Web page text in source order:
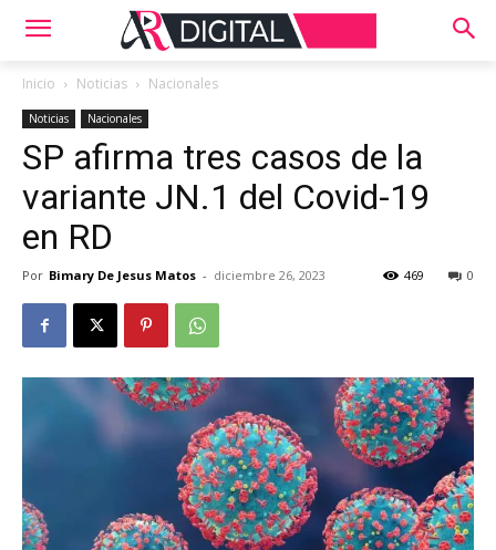
Inicio Noticias Nacionales
Noticias Nacionales
SP afirma tres casos de la
variante JN.1 del Covid-19
en RD
Por Bimary De Jesus Matos - diciembre 26, 2023 0
469